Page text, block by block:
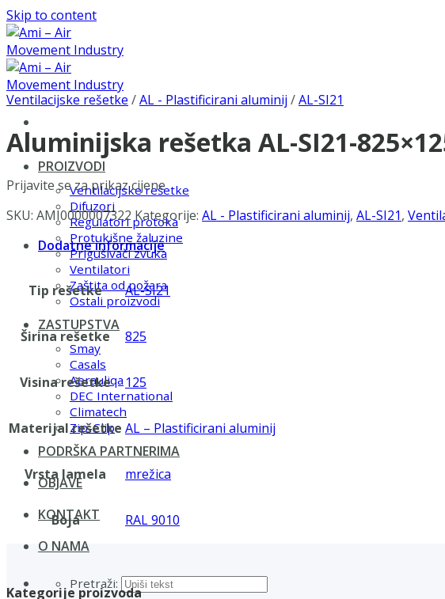
Skip to content
PROIZVODI
Ventilacijske rešetke
Difuzori
Regulatori protoka
Protukišne žaluzine
Prigušivači zvuka
Ventilatori
Zaštita od požara
Ostali proizvodi
ZASTUPSTVA
Smay
Casals
Aerauliqa
DEC International
Climatech
Zip-Clip
PODRŠKA PARTNERIMA
OBJAVE
KONTAKT
O NAMA
Pretraži:
Ventilacijske rešetke /AL - Plastificirani aluminij /AL-SI21
Aluminijska rešetka AL-SI21-
Prijavite se za prikaz cijene
SKU: AMI0000007322 Kategorije: AL - Plastificirani aluminij, AL-SI21,
Dodatne informacije
Tip rešetke AL-SI21
Širina rešetke 825
Visina rešetke 125
Materijal rešetke AL – Plastificirani aluminij
Vrsta lamela mrežica
Boja RAL 9010
Kategorije proizvoda